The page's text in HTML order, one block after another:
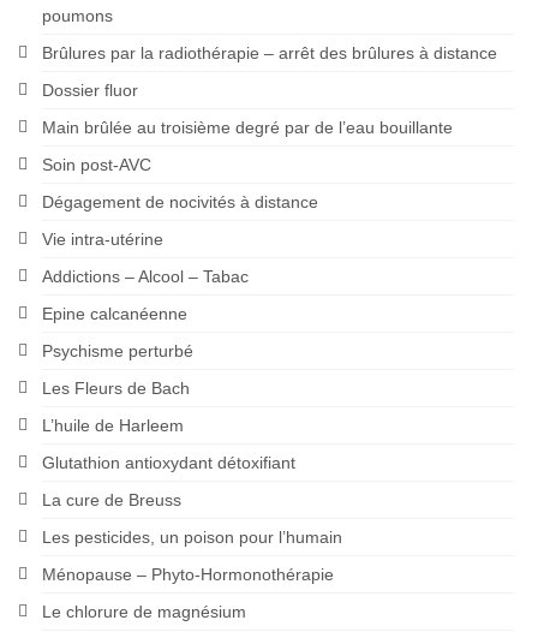
poumons
Brûlures par la radiothérapie – arrêt des brûlures à distance
Dossier fluor
Main brûlée au troisième degré par de l’eau bouillante
Soin post-AVC
Dégagement de nocivités à distance
Vie intra-utérine
Addictions – Alcool – Tabac
Epine calcanéenne
Psychisme perturbé
Les Fleurs de Bach
L’huile de Harleem
Glutathion antioxydant détoxifiant
La cure de Breuss
Les pesticides, un poison pour l’humain
Ménopause – Phyto-Hormonothérapie
Le chlorure de magnésium